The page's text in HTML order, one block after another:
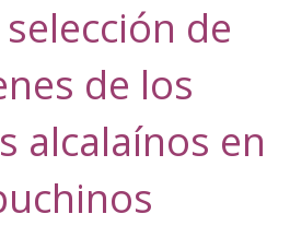
de
de los
alcalaínos en